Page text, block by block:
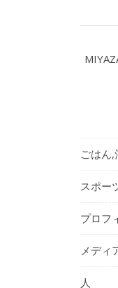
ごはん,
スポー
プロフ
メディ
人